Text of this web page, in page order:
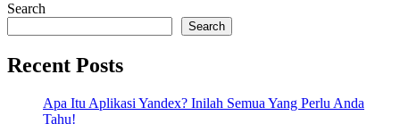
Search
Search
Recent Posts
Apa Itu Aplikasi Yandex? Inilah Semua Yang Perlu Anda
Tahu!